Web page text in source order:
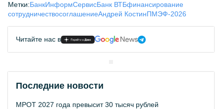
Метки:БанкИнформСервисБанк ВТБфинансирование
сотрудничествосоглашениеАндрей КостинПМЭФ-2026
Читайте нас в
Последние новости
МРОТ 2027 года превысит 30 тысяч рублей